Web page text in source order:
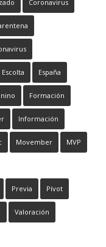
Coronavirus
Escolta España
Formación
Información
Movember MVP
Previa Pívot
Valoración